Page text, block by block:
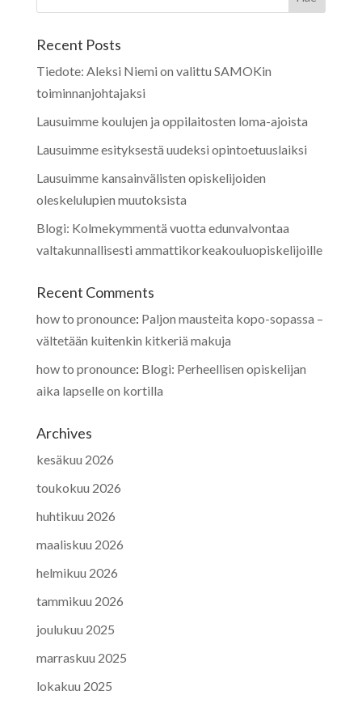
Recent Posts
Tiedote: Aleksi Niemi on valittu SAMOKin
toiminnanjohtajaksi
Lausuimme koulujen ja oppilaitosten loma-ajoista
Lausuimme esityksestä uudeksi opintoetuuslaiksi
Lausuimme kansainvälisten opiskelijoiden
oleskelulupien muutoksista
Blogi: Kolmekymmentä vuotta edunvalvontaa
valtakunnallisesti ammattikorkeakouluopiskelijoille
Recent Comments
how to pronounce: Paljon mausteita kopo-sopassa –
vältetään kuitenkin kitkeriä makuja
how to pronounce: Blogi: Perheellisen opiskelijan
aika lapselle on kortilla
Archives
kesäkuu 2026
toukokuu 2026
huhtikuu 2026
maaliskuu 2026
helmikuu 2026
tammikuu 2026
joulukuu 2025
marraskuu 2025
lokakuu 2025